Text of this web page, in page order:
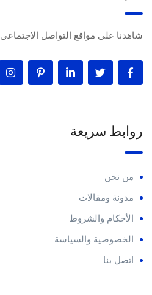
شاهدنا على مواقع التواصل الإجتماعى
روابط سريعة
من نحن
مدونة ومقالات
الأحكام والشروط
الخصوصية والسياسة
اتصل بنا